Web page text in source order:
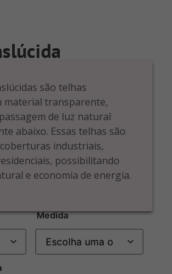
são telhas
material transparente,
de luz natural
abaixo. Essas telhas são
industriais,
possibilitando
e economia de energia.
Medida